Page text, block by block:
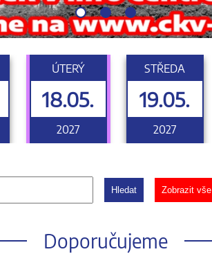
ÚTERÝ
18.05.
2027
STŘEDA
19.05.
2027
Hledat Zobrazit vše
Doporučujeme